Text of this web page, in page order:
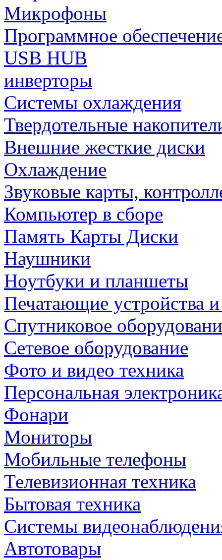
Микрофоны
Программное
USB HUB
инверторы
Системы охлаждения
Твердотельные
Внешние жесткие диски
Охлаждение
Звуковые карты,
Компьютер в сборе
Память Карты Диски
Наушники
Ноутбуки и планшеты
Печатающие устройства
Спутниковое
Сетевое оборудование
Фото и видео техника
Персональная
Фонари
Мониторы
Мобильные телефоны
Телевизионная техника
Бытовая техника
Cистемы
Автотовары